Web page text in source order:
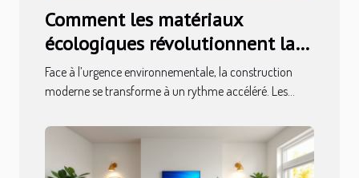
Comment les matériaux
écologiques révolutionnent la
construction moderne ?
Face à l’urgence environnementale, la construction
moderne se transforme à un rythme accéléré. Les...